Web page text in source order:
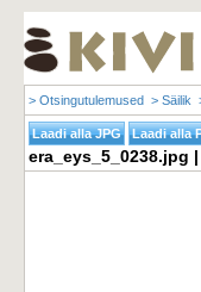
> Otsingutulemused > Säilik
era_eys_5_0238.jpg